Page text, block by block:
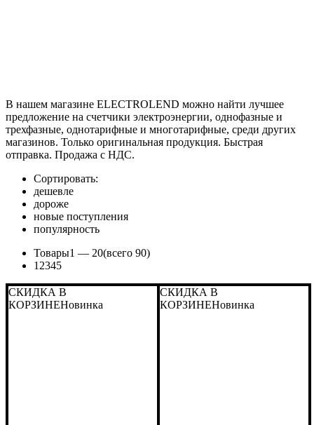
В нашем магазине ELECTROLEND можно найти лучшее
предложение на счетчики электроэнергии, однофазные и
трехфазные, однотарифные и многотарифные, среди других
магазинов. Только оригинальная продукция. Быстрая
отправка. Продажа с НДС.
Сортировать:
дешевле
дороже
новые поступления
популярность
Товары1 — 20(всего 90)
1 2345
СКИДКА В
КОРЗИНЕНовинка
СКИДКА В
КОРЗИНЕНовинка